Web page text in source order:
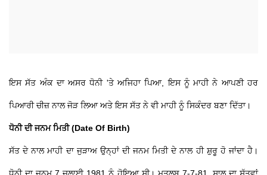
ਇਸ ਸੱਤ ਅੰਕ ਦਾ ਅਸਰ ਧੋਨੀ 'ਤੇ ਅਜਿਹਾ ਪਿਆ, ਇਸ ਨੂੰ ਮਾਹੀ ਨੇ ਆਪਣੀ ਹਰ
ਪਿਆਰੀ ਚੀਜ਼ ਨਾਲ ਜੋੜ ਲਿਆ ਅਤੇ ਇਸ ਸੱਤ ਨੇ ਵੀ ਮਾਹੀ ਨੂੰ ਸਿਕੰਦਰ ਬਣਾ ਦਿੱਤਾ।
ਧੋਨੀ ਦੀ ਜਨਮ ਮਿਤੀ (Date Of Birth)
ਸੱਤ ਦੇ ਨਾਲ ਮਾਹੀ ਦਾ ਜੁੜਾਅ ਉਨ੍ਹਾਂ ਦੀ ਜਨਮ ਮਿਤੀ ਦੇ ਨਾਲ ਹੀ ਸ਼ੁਰੂ ਹੋ ਜਾਂਦਾ ਹੈ।